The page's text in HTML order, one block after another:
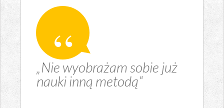
„Nie wyobrażam sobie już
nauki inną metodą“